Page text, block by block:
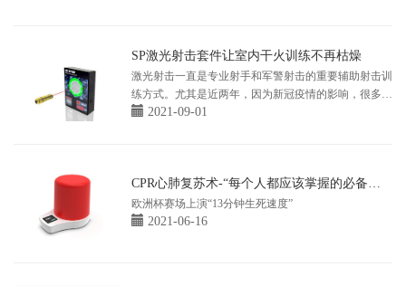
SP激光射击套件让室内干火训练不再枯燥
激光射击一直是专业射手和军警射击的重要辅助射击训
练方式。尤其是近两年，因为新冠疫情的影响，很多射
击馆被迫停止营业，各类射击比赛也被取消。
2021-09-01
CPR心肺复苏术-“每个人都应该掌握的必备技
能”
欧洲杯赛场上演“13分钟生死速度”
2021-06-16